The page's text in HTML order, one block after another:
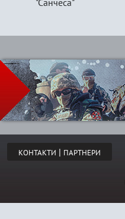
"Санчеса"
КОНТАКТИ | ПАРТНЕРИ